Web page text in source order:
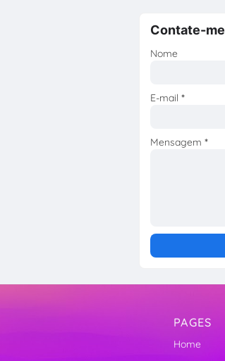
Contate-me
Nome
E-mail *
Mensagem *
PAGES
Home